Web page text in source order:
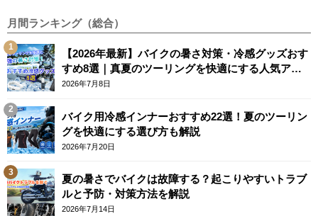
月間ランキング（総合）
【2026年最新】バイクの暑さ対策・冷感グッズおす
すめ8選｜真夏のツーリングを快適にする人気アイ
テム
2026年7月8日
バイク用冷感インナーおすすめ22選！夏のツーリン
グを快適にする選び方も解説
2026年7月20日
夏の暑さでバイクは故障する？起こりやすいトラブ
ルと予防・対策方法を解説
2026年7月14日